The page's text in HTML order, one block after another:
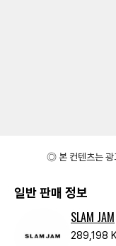
◎ 본 컨텐츠는 광
일반 판매 정보
SLAM JAM
289,198